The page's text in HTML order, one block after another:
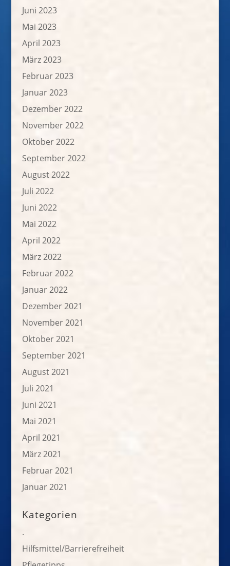
Juni 2023
Mai 2023
April 2023
März 2023
Februar 2023
Januar 2023
Dezember 2022
November 2022
Oktober 2022
September 2022
August 2022
Juli 2022
Juni 2022
Mai 2022
April 2022
März 2022
Februar 2022
Januar 2022
Dezember 2021
November 2021
Oktober 2021
September 2021
August 2021
Juli 2021
Juni 2021
Mai 2021
April 2021
März 2021
Februar 2021
Januar 2021
Kategorien
.
Hilfsmittel/Barrierefreiheit